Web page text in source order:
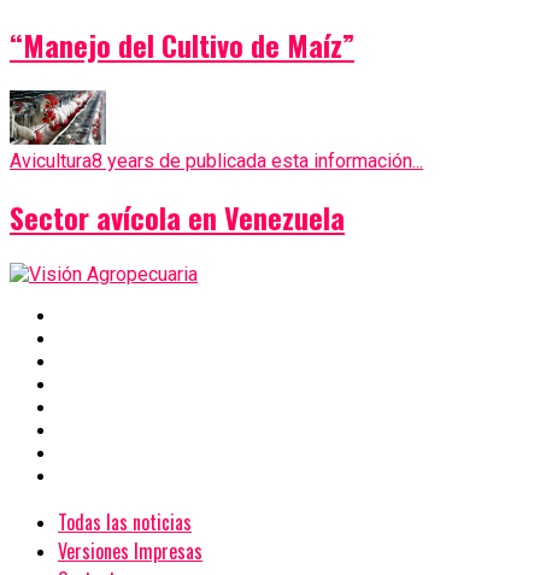
“Manejo del Cultivo de Maíz”
Avicultura8 years de publicada esta información...
Sector avícola en Venezuela
Todas las noticias
Versiones Impresas